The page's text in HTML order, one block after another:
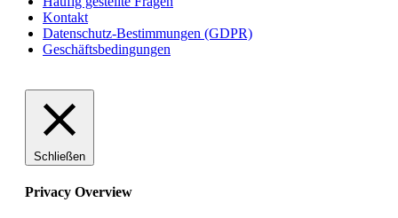
Kontakt
Datenschutz-Bestimmungen (GDPR)
Geschäftsbedingungen
Schließen
Privacy Overview